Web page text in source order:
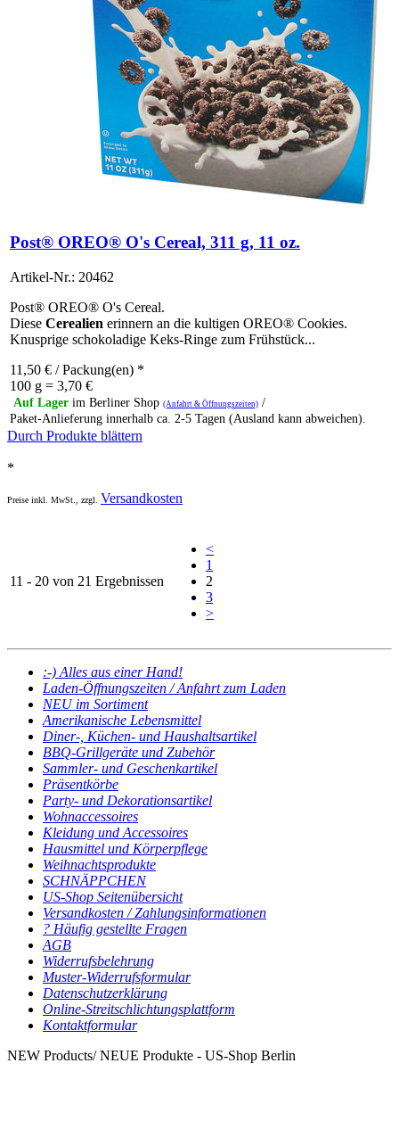
Post® OREO® O's Cereal, 311 g, 11 oz.
Artikel-Nr.: 20462
Post® OREO® O's Cereal.
Diese Cerealien erinnern an die kultigen OREO® Cookies.
Knusprige schokoladige Keks-Ringe zum Frühstück...
11,50 € / Packung(en) *
100 g = 3,70 €
Auf Lager im Berliner Shop (Anfahrt & Öffnungszeiten) /
Paket-Anlieferung innerhalb ca. 2-5 Tagen (Ausland kann abweichen).
Durch Produkte blättern
*
Preise inkl. MwSt., zzgl. Versandkosten
11 - 20 von 21 Ergebnissen
<
1
2
3
>
:-) Alles aus einer Hand!
Laden-Öffnungszeiten / Anfahrt zum Laden
NEU im Sortiment
Amerikanische Lebensmittel
Diner-, Küchen- und Haushaltsartikel
BBQ-Grillgeräte und Zubehör
Sammler- und Geschenkartikel
Präsentkörbe
Party- und Dekorationsartikel
Wohnaccessoires
Kleidung und Accessoires
Hausmittel und Körperpflege
Weihnachtsprodukte
SCHNÄPPCHEN
US-Shop Seitenübersicht
Versandkosten / Zahlungsinformationen
? Häufig gestellte Fragen
AGB
Widerrufsbelehrung
Muster-Widerrufsformular
Datenschutzerklärung
Online-Streitschlichtungsplattform
Kontaktformular
NEW Products/ NEUE Produkte - US-Shop Berlin